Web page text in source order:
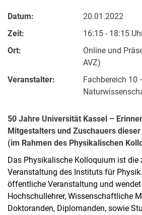
Datum:
20.01.2022
Zeit:
16:15 - 18:15
Ort:
Online und
AVZ)
Veranstalter:
Fachbereich 10
50 Jahre Universität Kassel –
Mitgestalters und Zuschauers
(im Rahmen des Physikalischen
Das Physikalische Kolloquium ist die
Veranstaltung des Instituts für
öffentliche Veranstaltung und
Hochschullehrer, Wissenschaftliche
Doktoranden, Diplomanden, sowie